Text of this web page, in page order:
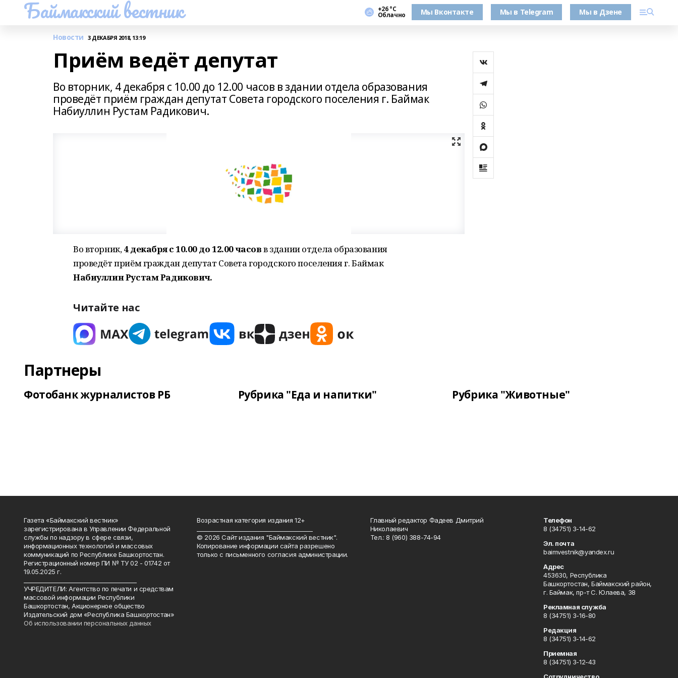
Баймакский вестник +26 °С
Облачно Мы Вконтакте Мы в Telegram Мы в Дзене
Новости 3 ДЕКАБРЯ 2018, 13:19
Приём ведёт депутат
Во вторник, 4 декабря с 10.00 до 12.00 часов в здании отдела образования
проведёт приём граждан депутат Совета городского поселения г. Баймак
Набиуллин Рустам Радикович.
Во вторник,4 декабря с 10.00 до 12.00 часовв здании отдела образования
проведёт приём граждан депутат Совета городского поселения г. Баймак
Набиуллин Рустам Радикович.
Читайте нас
Партнеры
Фотобанк журналистов РБ Рубрика "Еда и напитки" Рубрика "Животные"
Газета «Баймакский вестник»
зарегистрирована в Управлении Федеральной
службы по надзору в сфере связи,
информационных технологий и массовых
коммуникаций по Республике Башкортостан.
Регистрационный номер ПИ № ТУ 02 - 01742 от
19.05.2025 г.
УЧРЕДИТЕЛИ: Агентство по печати и средствам
массовой информации Республики
Башкортостан, Акционерное общество
Издательский дом «Республика Башкортостан»
Об использовании персональных данных
Возрастная категория издания 12+
© 2026 Сайт издания "Баймакский вестник".
Копирование информации сайта разрешено
только с письменного согласия администрации.
Главный редактор Фадеев Дмитрий
Николаевич
Тел.: 8 (960) 388-74-94
Телефон
8 (34751) 3-14-62
Эл. почта
baimvestnik@yandex.ru
Адрес
453630, Республика
Башкортостан, Баймакский район,
г. Баймак, пр-т С. Юлаева, 38
Рекламная служба
8 (34751) 3-16-80
Редакция
8 (34751) 3-14-62
Приемная
8 (34751) 3-12-43